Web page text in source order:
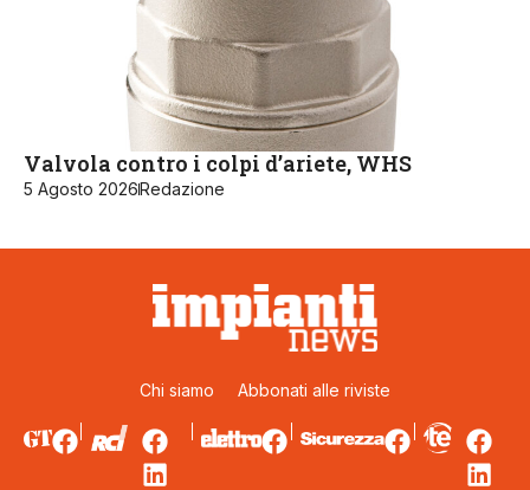
Valvola contro i colpi d’ariete, WHS
5 Agosto 2026Redazione
Chi siamo Abbonati alle riviste